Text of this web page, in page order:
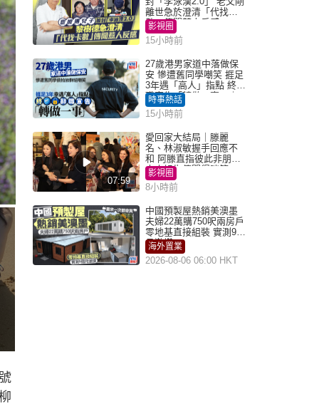
離世急於澄清「代找卡
數」傳聞惹人反感
影視圈
15小時前
27歲港男家道中落做保
安 慘遭舊同學嘲笑 捱足
3年遇「高人」指點 終辭
職宣告「轉做一事」｜
Juicy叮
時事熱話
15小時前
07:59
愛回家大結局｜滕麗
名、林淑敏握手回應不
和 阿滕直指彼此非朋友
大小姐指傳聞得啖笑
影視圈
8小時前
中國預製屋熱銷美澳墨
夫婦22萬購750呎兩房戶
零地基直接組裝 實測9個
月激讚
海外置業
2026-08-06 06:00 HKT